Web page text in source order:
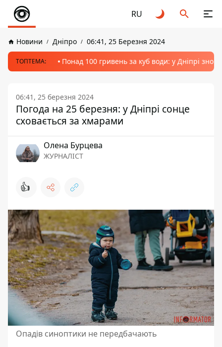
RU
Новини Дніпро 06:41, 25 Березня 2024
ТОПТЕМА: Понад 100 гривень за куб води: у Дніпрі
06:41, 25 березня 2024
Погода на 25 березня: у Дніпрі сонце
сховається за хмарами
Олена Бурцева
ЖУРНАЛІСТ
👍
Опадів синоптики не передбачають